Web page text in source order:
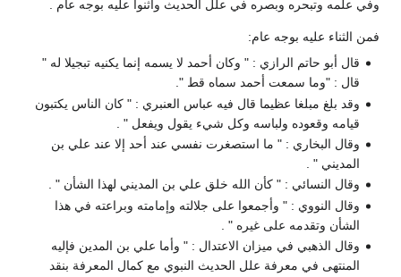
وفي علمه وتبحره وبصره في علل الحديث وأثنوا عليه بوجه عام .
فمن الثناء عليه بوجه عام:
قال أبو حاتم الرازي : " وكان أحمد لا يسمه إنما يكنيه تبجيلا له "
قال : "وما سمعت أحمد سماه قط ".
وقد بلغ مبلغا عظيما قال فيه عباس العنبري : " كان الناس يكتبون
قيامه وقعوده ولباسه وكل شيء يقول ويفعل " .
وقال البخاري : " ما استصغرت نفسي عند أحد إلا عند علي بن
المديني " .
وقال النسائي : " كأن الله خلق علي بن المديني لهذا الشأن " .
وقال النووي : " وأجمعوا على جلالته وإمامته وبراعته في هذا
الشأن وتقدمه على غيره " .
وقال الذهبي في ميزان الاعتدال : " وأما علي بن المدين فإليه
المنتهى في معرفة علل الحديث النبوي مع كمال المعرفة بنقد